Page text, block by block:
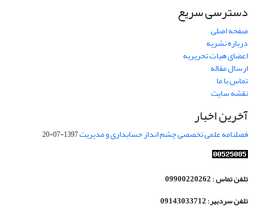
دسترسی سریع
صفحه اصلی
درباره نشریه
اعضای هیات تحریریه
ارسال مقاله
تماس با ما
نقشه سایت
آخرین اخبار
فصلنامه علمی تخصصی چشم انداز حسابداری و مدیریت1397-07-20
تلفن تماس : 09900220262
تلفن سردبیر: 09143033712